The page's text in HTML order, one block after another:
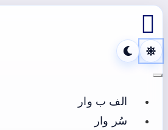

Toggle navigation
الف ب وار
سُر وار